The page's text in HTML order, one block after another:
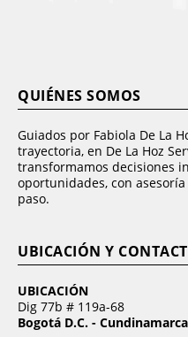
QUIÉNES SOMOS
Guiados por Fabiola De La
trayectoria, en De La Hoz
transformamos decisiones
oportunidades, con
paso.
UBICACIÓN Y
UBICACIÓN
Dig 77b # 119a-68
Bogotá D.C. -